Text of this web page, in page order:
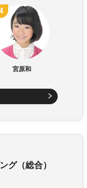
宮原和
グ（総合）